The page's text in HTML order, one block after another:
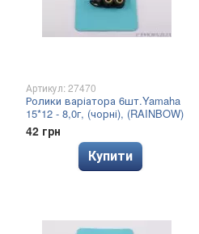
Артикул: 27470
Ролики варіатора 6шт.Yamaha
15*12 - 8,0г, (чорні), (RAINBOW)
42 грн
Купити